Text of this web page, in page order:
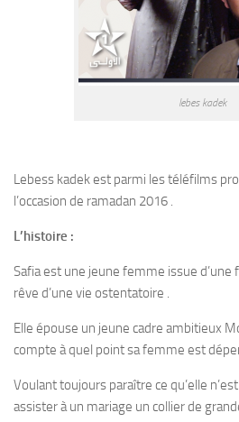
lebes kadek
Lebess kadek est parmi les téléfilms
l’occasion de ramadan 2016 .
L’histoire :
Safia est une jeune femme issue
rêve d’une vie ostentatoire .
Elle épouse un jeune cadre ambitieux
compte à quel point sa femme est
Voulant toujours paraître ce qu’elle
assister à un mariage un collier de